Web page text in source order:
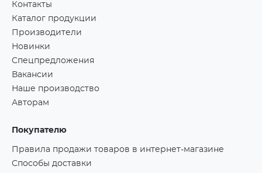
Контакты
Каталог продукции
Производители
Новинки
Спецпредложения
Вакансии
Наше производство
Авторам
Покупателю
Правила продажи товаров в интернет-магазине
Способы доставки